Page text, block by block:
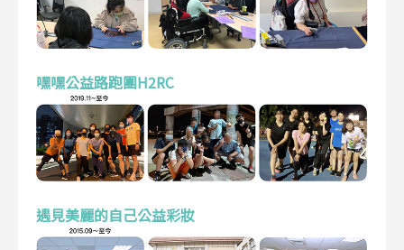
嘿嘿公益路跑團H2RC
遇見美麗的自己公益彩妝